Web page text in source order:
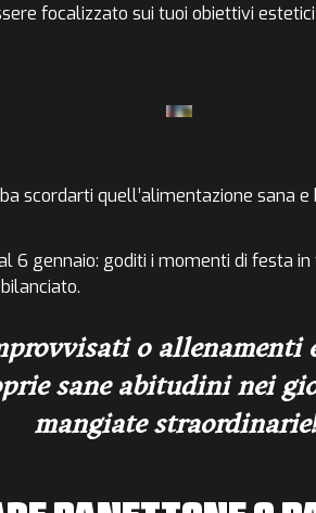
focalizzato sui tuoi obiettivi
scordarti quell’alimentazione sana
6 gennaio: goditi i momenti di festa
o allenamenti
sane abitudini nei
mangiate straordinarie!